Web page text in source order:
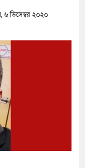
ডিসেম্বর ২০২০